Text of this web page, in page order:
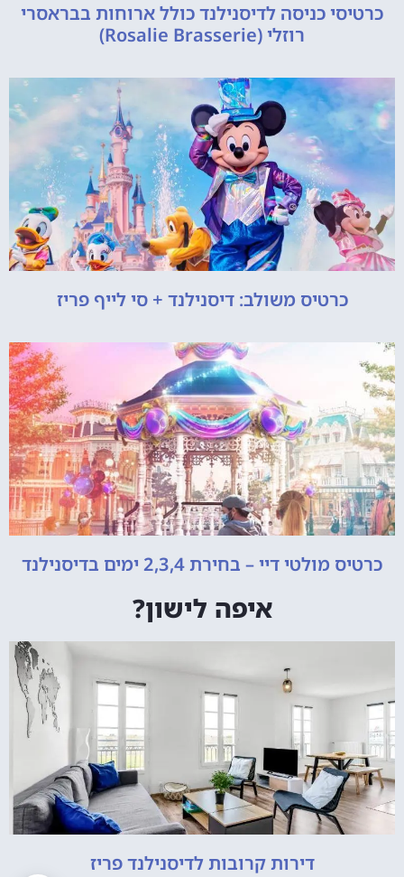
כרטיסי כניסה לדיסנילנד כולל ארוחות בבראסרי
רוזלי (Rosalie Brasserie)
כרטיס משולב: דיסנילנד + סי לייף פריז
כרטיס מולטי דיי – בחירת 2,3,4 ימים בדיסנילנד
איפה לישון?
דירות קרובות לדיסנילנד פריז